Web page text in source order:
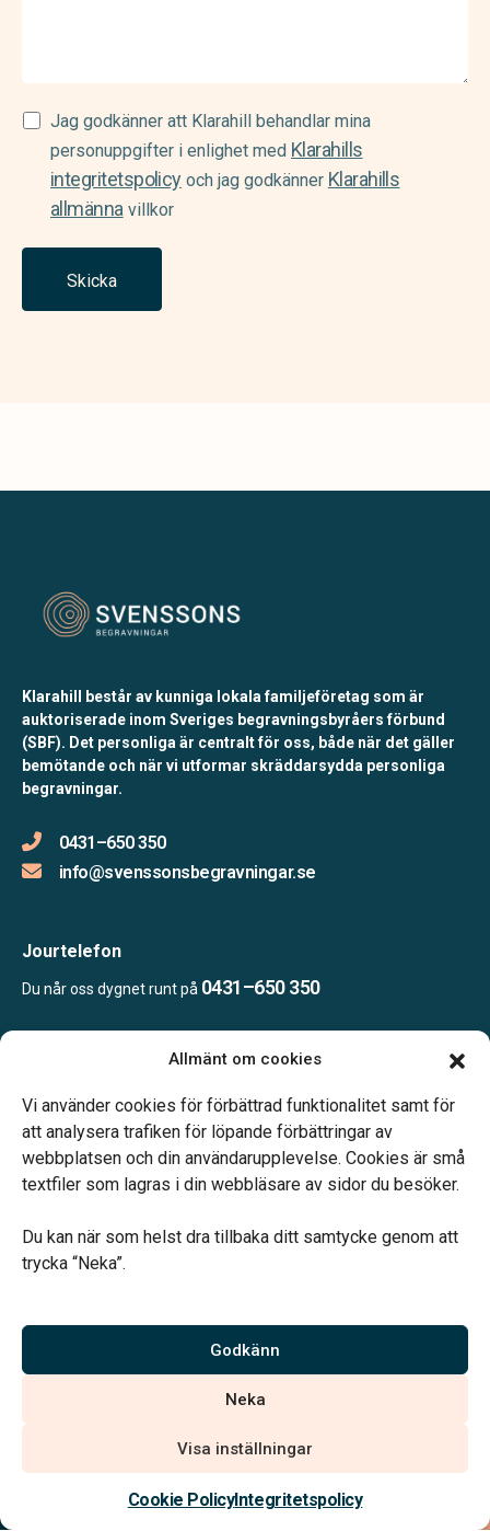
Allmänt om cookies
Vi använder cookies för förbättrad funktionalitet samt för
att analysera trafiken för löpande förbättringar av
webbplatsen och din användarupplevelse. Cookies är små
textfiler som lagras i din webbläsare av sidor du besöker.
Du kan när som helst dra tillbaka ditt samtycke genom att
trycka “Neka”.
Godkänn
Neka
Visa inställningar
Cookie PolicyIntegritetspolicy
Samtycke
(Required)
Jag godkänner att Klarahill behandlar mina
personuppgifter i enlighet med Klarahills
integritetspolicyoch jag godkänner Klarahills
allmännavillkor
Skicka
Kontakta oss
Klarahill består av kunniga lokala familjeföretag som är
auktoriserade inom Sveriges begravningsbyråers förbund
(SBF). Det personliga är centralt för oss, både när det gäller
bemötande och när vi utformar skräddarsydda personliga
begravningar.
0431–650 350
info@svenssonsbegravningar.se
Jourtelefon
Du når oss dygnet runt på 0431–650 350
Måndag-fredag 09.00–16.00.
Telefonjour dygnet runt.
Vi är auktoriserade av Sveriges Begravningsbyråers Förbund och
har högt ställda krav på utbildning, kvalitet, miljö och arbetsmiljö.